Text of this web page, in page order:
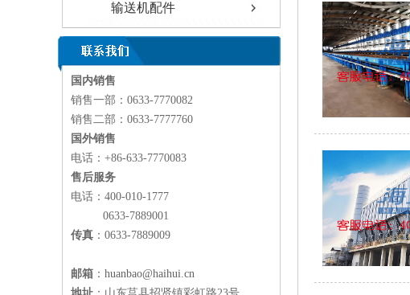
输送机配件
国内销售
销售一部： 0633-7770082
销售二部：0633-7777760
国外销售
电话：+86-633-7770083
售后服务
电话：400-010-1777
0633-7889001
传真 ：0633-7889009
邮箱 ： huanbao@haihui.cn